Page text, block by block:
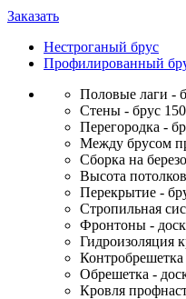
Заказать
Нестроганый брус
Профилированный
Половые лаги -
Стены - брус
Перегородка -
Между брусом
Сборка на
Высота
Перекрытие -
Стропильная
Фронтоны -
Гидроизоляция
Обрешетка -
Кровля